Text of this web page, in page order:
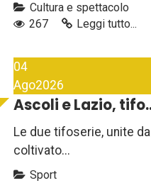
Cultura e spettacolo
267
Leggi tutto...
04
Ago2026
Ascoli e Lazio,
Le due tifoserie, unite
coltivato...
Sport